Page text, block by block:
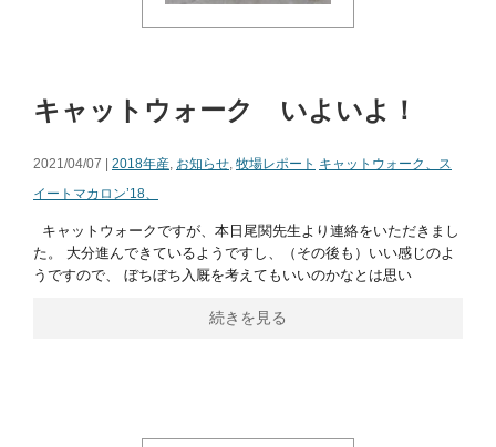
キャットウォーク いよいよ！
2021/04/07 | 2018年産 お知らせ 牧場レポート キャットウォーク、ス
イートマカロン’18、
キャットウォークですが、本日尾関先生より連絡をいただきまし
た。 大分進んできているようですし、（その後も）いい感じのよ
うですので、 ぼちぼち入厩を考えてもいいのかなとは思い
続きを見る